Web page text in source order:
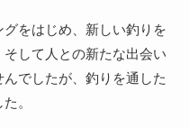
をはじめ、新しい釣りを
して人との新たな出会い
でしたが、釣りを通した
。